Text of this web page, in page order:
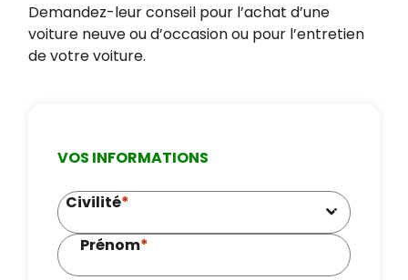
Demandez-leur conseil pour l’achat d’une
voiture neuve ou d’occasion ou pour l’entretien
de votre voiture.
VOS INFORMATIONS
Civilité*
Prénom*